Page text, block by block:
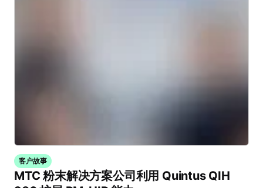
客户故事
MTC 粉末解决方案公司利用 Quintus QIH